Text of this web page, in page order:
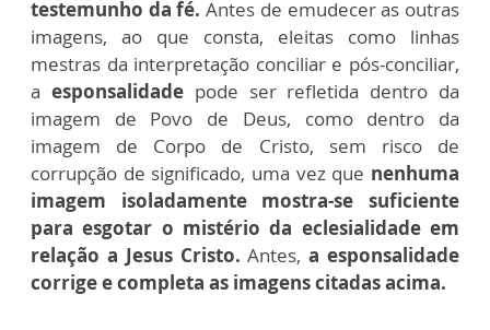
testemunho da fé. Antes de emudecer as outras
imagens, ao que consta, eleitas como linhas
mestras da interpretação conciliar e pós-conciliar,
a esponsalidadepode ser refletida dentro da
imagem de Povo de Deus, como dentro da
imagem de Corpo de Cristo, sem risco de
corrupção de significado, uma vez que nenhuma
imagem isoladamente mostra-se suficiente
para esgotar o mistério da eclesialidade em
relação a Jesus Cristo. Antes,a esponsalidade
corrige e completa as imagens citadas acima.